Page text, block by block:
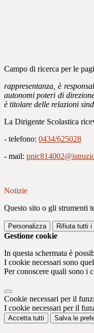
Campo di ricerca per le
rappresentanza, è
autonomi poteri di
è titolare delle relazioni
La Dirigente Scolastica
- telefono: 0434/625028
- mail:
Notizie
Questo sito o gli strumenti
Personalizza Rifiuta tutti i
Gestione cookie
In questa schermata è
I cookie necessari sono
Per conoscere quali sono i
Cookie necessari per il
I cookie necessari per il
Accetta tutti Salva le